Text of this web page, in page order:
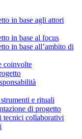
in base agli attori
in base al focus
in base all’ambito di
coinvolte
e rituali
di progetto
tecnici collaborativi